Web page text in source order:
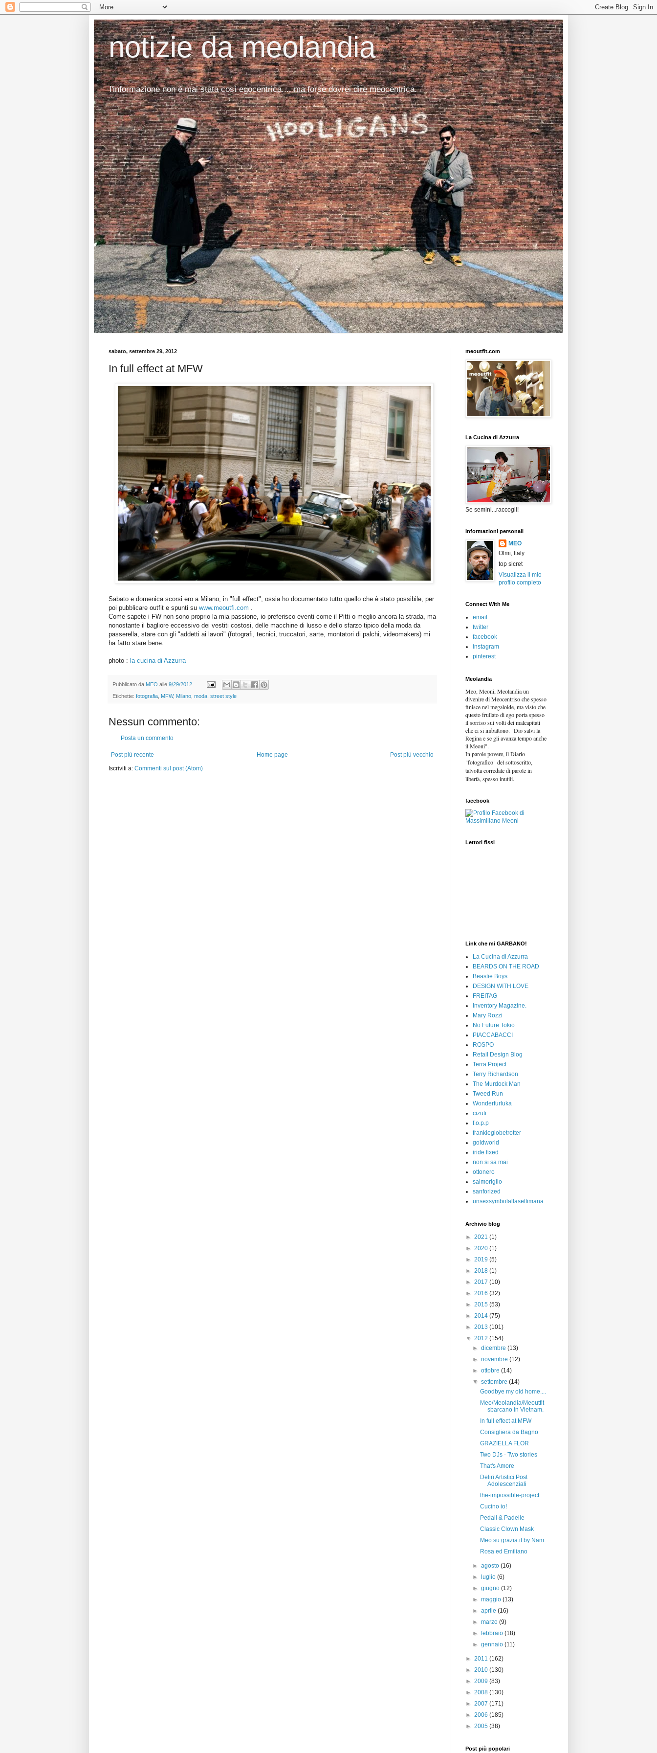
notizie da meolandia
l'informazione non è mai stata così egocentrica.... ma forse dovrei dire meocentrica.
sabato, settembre 29, 2012
In full effect at MFW
Sabato e domenica scorsi ero a Milano, in "full effect", ossia ho documentato tutto quello che è stato possibile, per
poi pubblicare outfit e spunti su www.meoutfi.com
Come sapete i FW non sono proprio la mia passione, io preferisco eventi come il Pitti o meglio ancora la strada, ma
nonostante il bagliore eccessivo dei vestiti costosi, delle macchine di lusso e dello sfarzo tipico della moda da
passerella, stare con gli "addetti ai lavori" (fotografi, tecnici, truccatori, sarte, montatori di palchi, videomakers) mi
ha fatto stare bene.
photo : la cucina di Azzurra
Pubblicato da MEO alle 9/29/2012
Etichette: fotografia MFW, Milano moda street style
Nessun commento:
Posta un commento
Post più recente Post più vecchio
Home page
Iscriviti a: Commenti sul post (Atom)
meoutfit.com
La Cucina di Azzurra
Se semini...raccogli!
Informazioni personali
MEO
Olmi, Italy
top sicret
Visualizza il mio
profilo completo
Connect With Me
email
twitter
facebook
instagram
pinterest
Meolandia
Meo, Meoni, Meolandia un
divenire di Meocentriso che spesso
finisce nel megaloide, ma visto che
questo frullato di ego porta spesso
il sorriso sui volti dei malcapitati
che ci si imbattono. "Dio salvi la
Regina e se gli avanza tempo anche
il Meoni".
In parole povere, il Diario
"fotografico" del sottoscritto,
talvolta corredate di parole in
libertà, spesso inutili.
facebook
Lettori fissi
Link che mi GARBANO!
La Cucina di Azzurra
BEARDS ON THE ROAD
Beastie Boys
DESIGN WITH LOVE
FREITAG
Inventory Magazine.
Mary Rozzi
No Future Tokio
PIACCABACCI
ROSPO
Retail Design Blog
Terra Project
Terry Richardson
The Murdock Man
Tweed Run
Wonderfurluka
cizuti
f.o.p.p
frankieglobetrotter
goldworld
iride fixed
non si sa mai
ottonero
salmoriglio
sanforized
unsexsymbolallasettimana
Archivio blog
► 2021 (1)
► 2020 (1)
► 2019 (5)
► 2018 (1)
► 2017 (10)
► 2016 (32)
► 2015 (53)
► 2014 (75)
► 2013 (101)
▼ 2012 (154)
►dicembre(13)
►novembre(12)
►ottobre(14)
▼settembre(14)
Goodbye my old home....
Meo/Meolandia/Meoutfit
sbarcano in Vietnam.
In full effect at MFW
Consigliera da Bagno
GRAZIELLA FLOR
Two DJs - Two stories
That's Amore
Deliri Artistici Post
Adolescenziali
the-impossible-project
Cucino io!
Pedali & Padelle
Classic Clown Mask
Meo su grazia.it by Nam.
Rosa ed Emiliano
►agosto(16)
►
luglio(6)
►giugno(12)
►maggio(13)
►aprile(16)
►marzo(9)
►febbraio(18)
►gennaio(11)
► 2011 (162)
► 2010 (130)
► 2009 (83)
► 2008 (130)
► 2007 (171)
► 2006 (185)
► 2005 (38)
Post più popolari